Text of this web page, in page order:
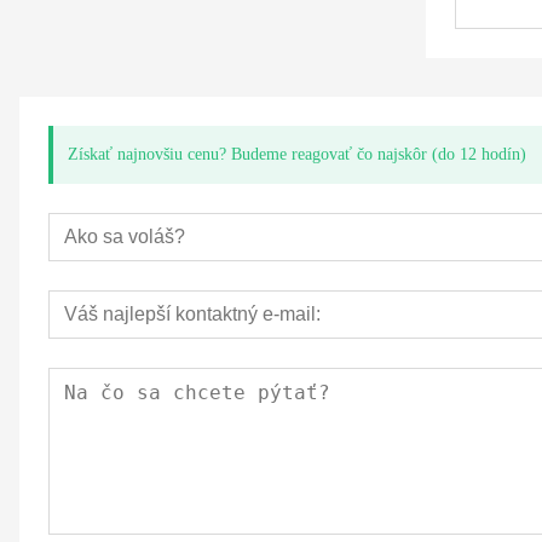
Získať najnovšiu cenu? Budeme reagovať čo najskôr (do 12 hodín)